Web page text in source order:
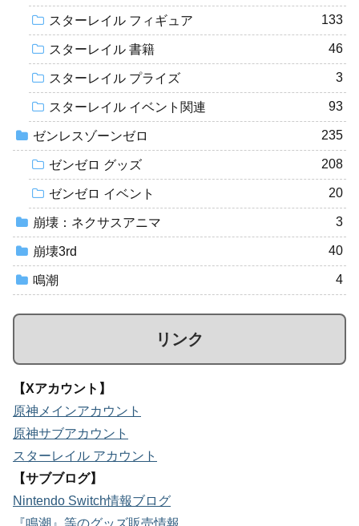
スターレイル フィギュア 133
スターレイル 書籍 46
スターレイル プライズ 3
スターレイル イベント関連 93
ゼンレスゾーンゼロ 235
ゼンゼロ グッズ 208
ゼンゼロ イベント 20
崩壊：ネクサスアニマ 3
崩壊3rd 40
鳴潮 4
リンク
【Xアカウント】
原神メインアカウント
原神サブアカウント
スターレイル アカウント
【サブブログ】
Nintendo Switch情報ブログ
『鳴潮』等のグッズ販売情報